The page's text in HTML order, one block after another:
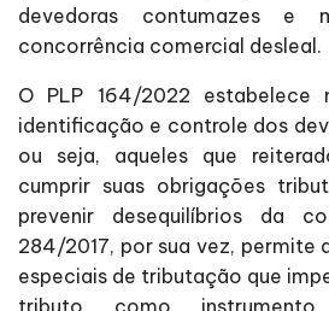
devedoras contumazes e
concorrência comercial desleal.
O PLP 164/2022 estabelece
identificação e controle dos
ou seja, aqueles que
cumprir suas obrigações
prevenir desequilíbrios da
284/2017, por sua vez, permite
especiais de tributação que